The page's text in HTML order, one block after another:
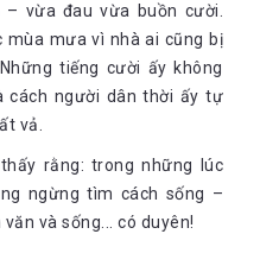
vừa đau vừa buồn cười.
mùa mưa vì nhà ai cũng bị
tiếng cười ấy không
cách người dân thời ấy tự
vả.
rằng: trong những lúc
ngừng tìm cách sống –
và sống... có duyên!